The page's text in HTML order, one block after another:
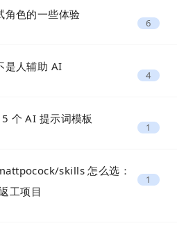
角色的一些体验
6
是人辅助 AI
4
个 AI 提示词模板
1
skills 怎么选：
工项目
1